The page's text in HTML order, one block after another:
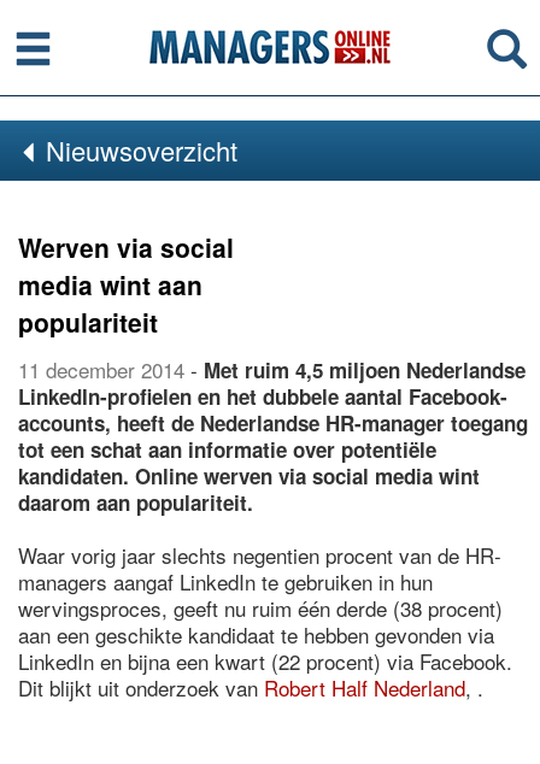
Menu
Nieuwsoverzicht
Werven via social
media wint aan
populariteit
11 december 2014 - Met ruim 4,5 miljoen Nederlandse
LinkedIn-profielen en het dubbele aantal Facebook-
accounts, heeft de Nederlandse HR-manager toegang
tot een schat aan informatie over potentiële
kandidaten. Online werven via social media wint
daarom aan populariteit.
Waar vorig jaar slechts negentien procent van de HR-
managers aangaf LinkedIn te gebruiken in hun
wervingsproces, geeft nu ruim één derde (38 procent)
aan een geschikte kandidaat te hebben gevonden via
LinkedIn en bijna een kwart (22 procent) via Facebook.
Dit blijkt uit onderzoek van Robert Half Nederland, .